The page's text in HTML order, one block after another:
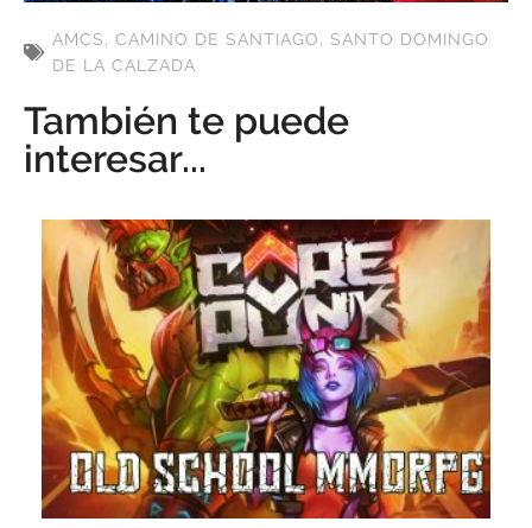
AMCS, CAMINO DE SANTIAGO, SANTO DOMINGO
DE LA CALZADA
También te puede
interesar...